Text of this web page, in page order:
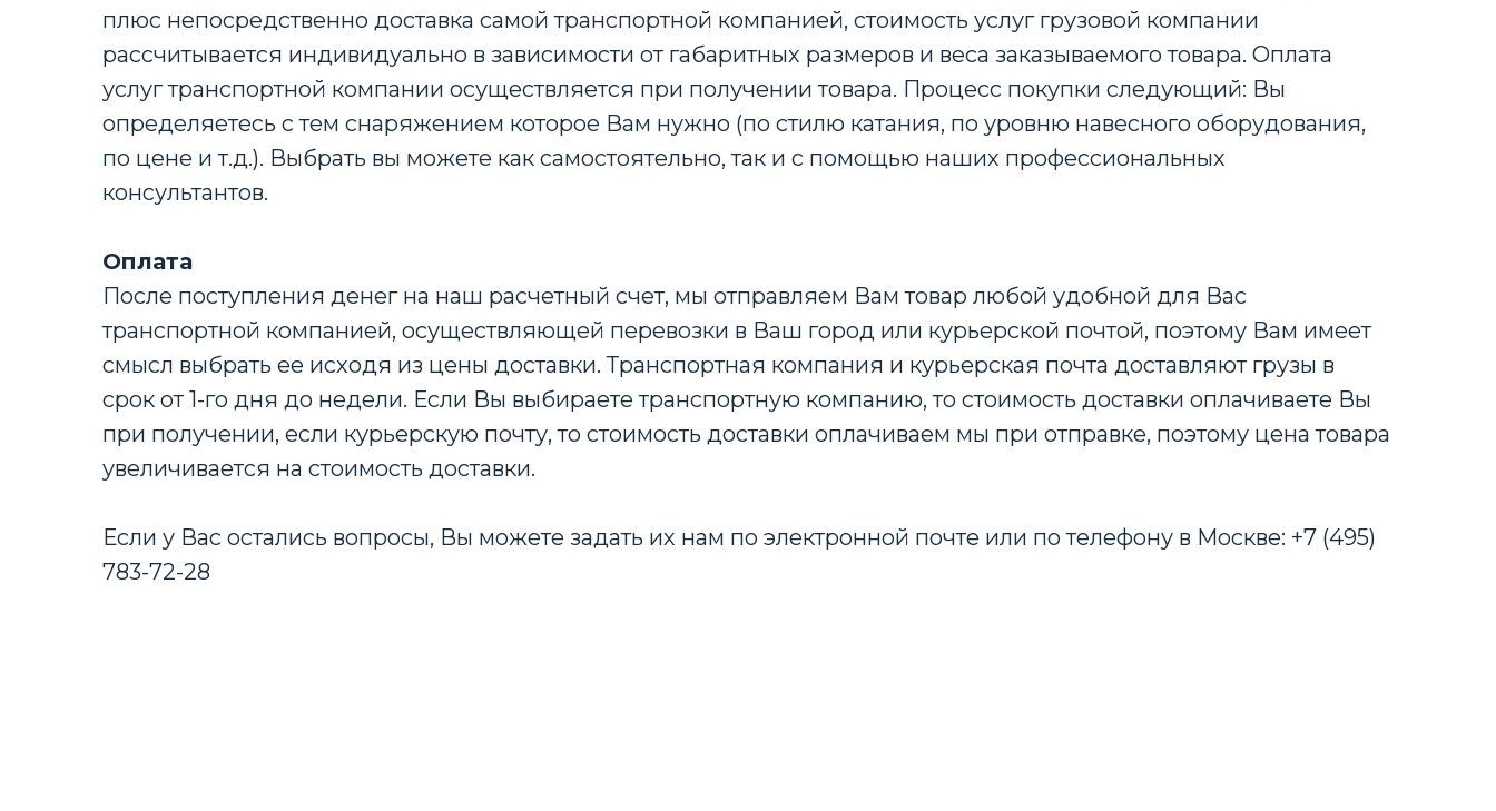
плюс непосредственно доставка самой транспортной компанией, стоимость услуг грузовой компании
рассчитывается индивидуально в зависимости от габаритных размеров и веса заказываемого товара. Оплата
услуг транспортной компании осуществляется при получении товара. Процесс покупки следующий: Вы
определяетесь с тем снаряжением которое Вам нужно (по стилю катания, по уровню навесного оборудования,
по цене и т.д.). Выбрать вы можете как самостоятельно, так и с помощью наших профессиональных
консультантов.
Оплата
После поступления денег на наш расчетный счет, мы отправляем Вам товар любой удобной для Вас
транспортной компанией, осуществляющей перевозки в Ваш город или курьерской почтой, поэтому Вам имеет
смысл выбрать ее исходя из цены доставки. Транспортная компания и курьерская почта доставляют грузы в
срок от 1-го дня до недели. Если Вы выбираете транспортную компанию, то стоимость доставки оплачиваете Вы
при получении, если курьерскую почту, то стоимость доставки оплачиваем мы при отправке, поэтому цена товара
увеличивается на стоимость доставки.
Если у Вас остались вопросы, Вы можете задать их нам по электронной почте или по телефону в Москве: +7 (495)
783-72-28